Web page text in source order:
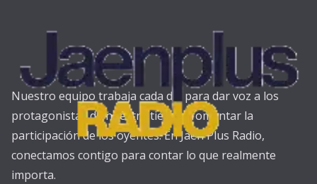
Nuestro equipo trabaja cada día para dar voz a los
protagonistas de nuestra tierra y fomentar la
participación de los oyentes. En Jaén Plus Radio,
conectamos contigo para contar lo que realmente
importa.